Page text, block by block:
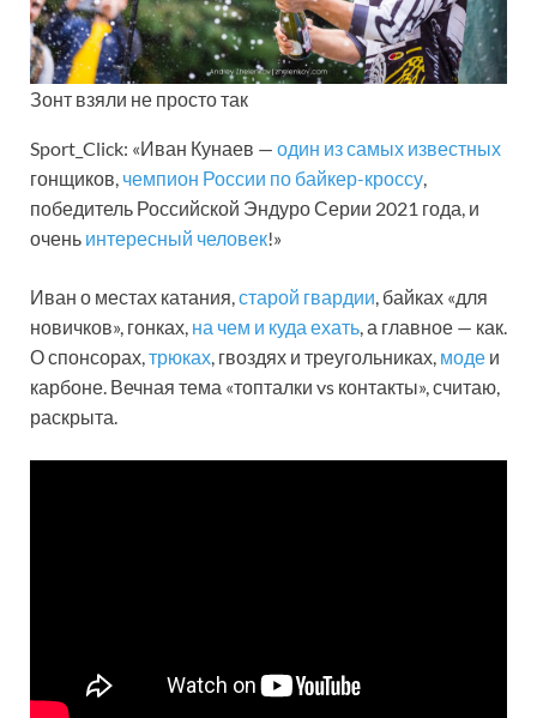
Зонт взяли не просто так
Sport_Click: «Иван Кунаев — один из самых известных
гонщиков, чемпион России по байкер-кроссу,
победитель Российской Эндуро Серии 2021 года, и
очень интересный человек!»
Иван о местах катания,старой гвардии, байках «для
новичков», гонках, на чем и куда ехать, а главное — как.
О спонсорах,трюках, гвоздях и треугольниках, моде и
карбоне. Вечная тема «топталки vs контакты», считаю,
раскрыта.